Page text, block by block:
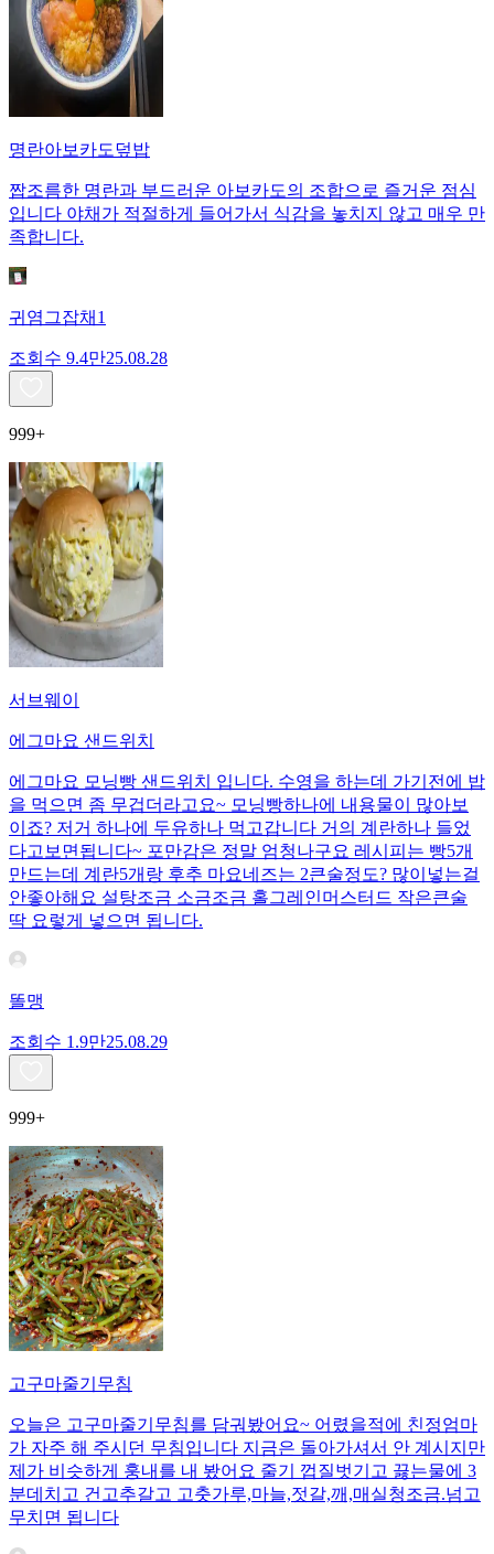
명란아보카도덮밥
짭조름한 명란과 부드러운 아보카도의 조합으로 즐거운 점심
입니다 야채가 적절하게 들어가서 식감을 놓치지 않고 매우 만
족합니다.
귀염그잡채1
조회수 9.4만25.08.28
999+
서브웨이
에그마요 샌드위치
에그마요 모닝빵 샌드위치 입니다. 수영을 하는데 가기전에 밥
을 먹으면 좀 무겁더라고요~ 모닝빵하나에 내용물이 많아보
이죠? 저거 하나에 두유하나 먹고갑니다 거의 계란하나 들었
다고보면됩니다~ 포만감은 정말 엄청나구요 레시피는 빵5개
만드는데 계란5개랑 후추 마요네즈는 2큰술정도? 많이넣는걸
안좋아해요 설탕조금 소금조금 홀그레인머스터드 작은큰술
딱 요렇게 넣으면 됩니다.
똘맹
조회수 1.9만25.08.29
999+
고구마줄기무침
오늘은 고구마줄기무침를 담궈봤어요~ 어렸을적에 친정엄마
가 자주 해 주시던 무침입니다 지금은 돌아가셔서 안 계시지만
제가 비슷하게 훙내를 내 봤어요 줄기 껍질벗기고 끓는물에 3
분데치고 건고추갈고 고춧가루,마늘,젓갈,깨,매실청조금.넘고
무치면 됩니다